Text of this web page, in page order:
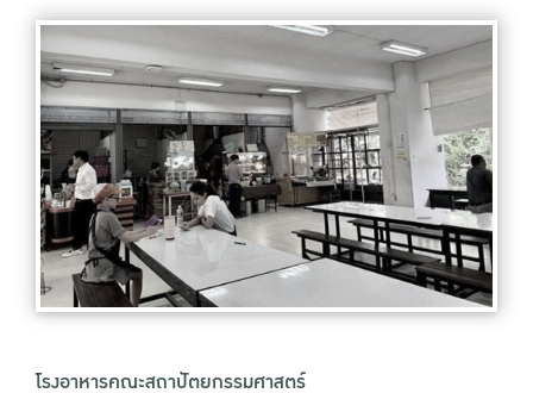
โรงอาหารคณะสถาปัตยกรรมศาสตร์